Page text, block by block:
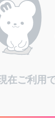
在ご利用